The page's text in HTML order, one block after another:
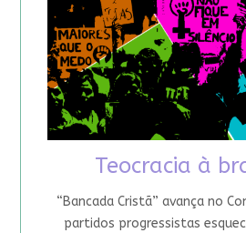
Teocracia à
“Bancada Cristã” avança no
partidos progressistas